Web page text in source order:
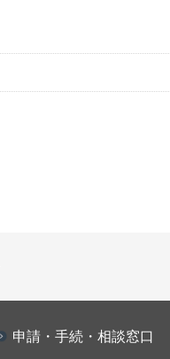
申請・手続・相談窓口